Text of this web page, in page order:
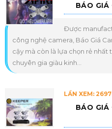
BÁO GIÁ
Được
công nghệ camera, Báo Giá
cậy mà còn là lựa chọn rẻ
chuyên gia giàu kinh...
LẦN XEM:
BÁO GIÁ